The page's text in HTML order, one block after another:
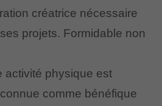
créatrice nécessaire
projets. Formidable non
activité physique est
comme bénéfique